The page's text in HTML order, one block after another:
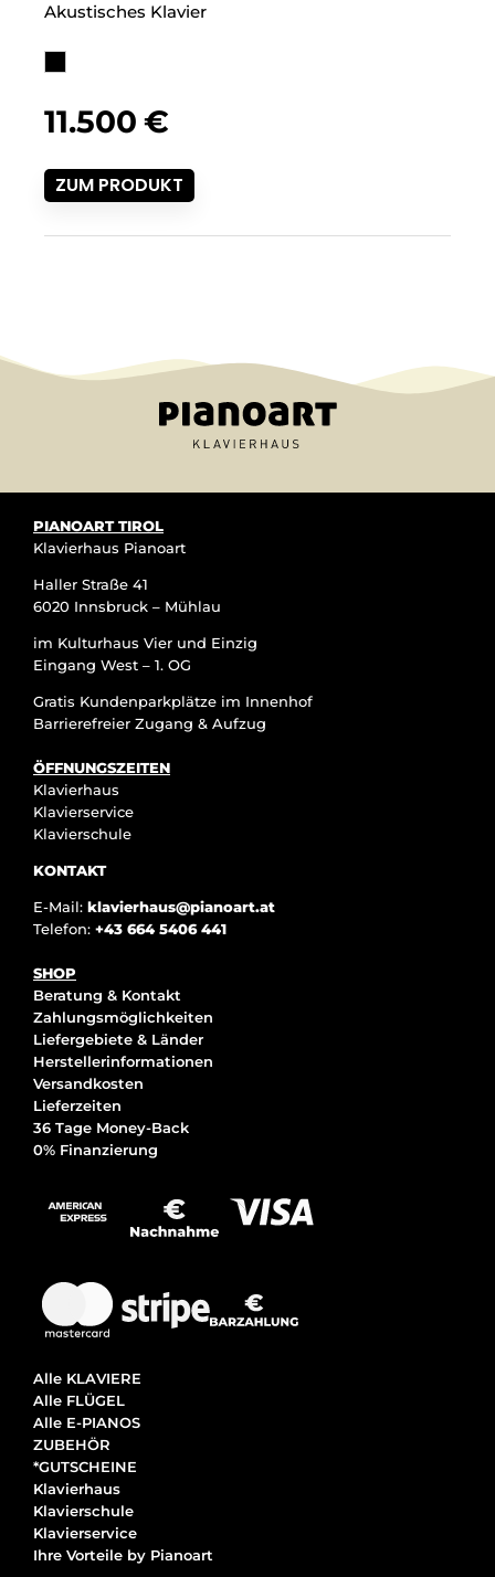
Akustisches Klavier
11.500 €
ZUM PRODUKT
PIANOART TIROL
Klavierhaus Pianoart
Haller Straße 41
6020 Innsbruck – Mühlau
im Kulturhaus Vier und Einzig
Eingang West – 1. OG
Gratis Kundenparkplätze im Innenhof
Barrierefreier Zugang & Aufzug
ÖFFNUNGSZEITEN
Klavierhaus
Klavierservice
Klavierschule
KONTAKT
E-Mail: klavierhaus@pianoart.at
Telefon: +43 664 5406 441
SHOP
Beratung & Kontakt
Zahlungsmöglichkeiten
Liefergebiete & Länder
Herstellerinformationen
Versandkosten
Lieferzeiten
36 Tage Money-Back
0% Finanzierung
Alle KLAVIERE
Alle FLÜGEL
Alle E-PIANOS
ZUBEHÖR
*GUTSCHEINE
Klavierhaus
Klavierschule
Klavierservice
Ihre Vorteile by Pianoart